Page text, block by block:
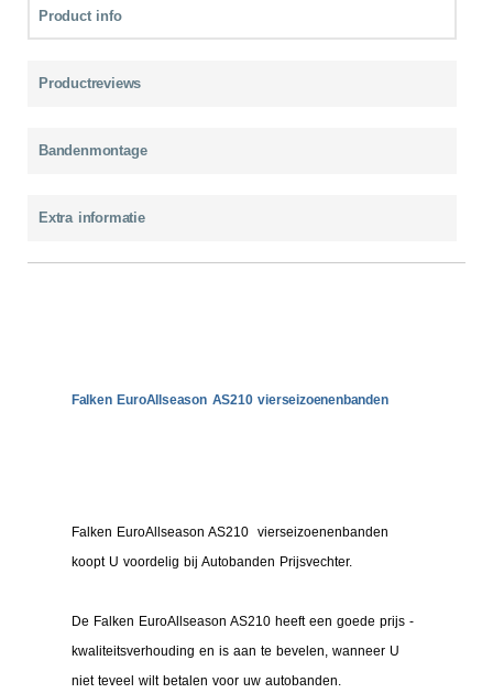
Product info
Productreviews
Bandenmontage
Extra informatie
Falken EuroAllseason AS210 vierseizoenenbanden
Falken EuroAllseason AS210 vierseizoenenbanden
koopt U voordelig bij Autobanden Prijsvechter.
De Falken EuroAllseason AS210 heeft een goede prijs -
kwaliteitsverhouding en is aan te bevelen, wanneer U
niet teveel wilt betalen voor uw autobanden.